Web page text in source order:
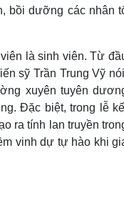
bồi dưỡng các nhân
là sinh viên. Từ
sỹ Trần Trung Vỹ
xuyên tuyên
Đặc biệt, trong lễ
ra tính lan truyền
vinh dự tự hào khi